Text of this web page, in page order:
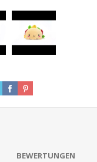
BEWERTUNGEN